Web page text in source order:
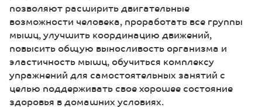
позволяют расширить двигательные
возможности человека, проработать все группы
мышц, улучшить координацию движений,
повысить общую выносливость организма и
эластичность мышц, обучиться комплексу
упражнений для самостоятельных занятий с
целью поддерживать свое хорошее состояние
здоровья в домашних условиях.